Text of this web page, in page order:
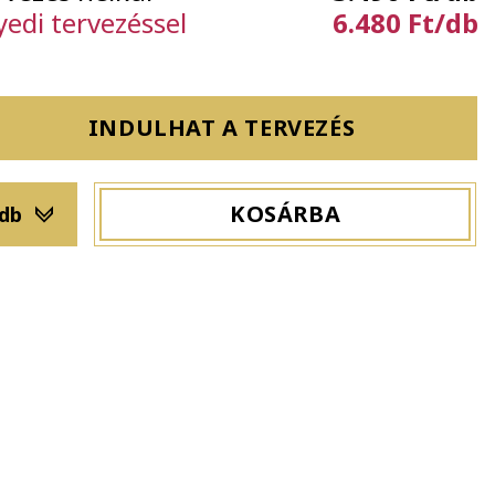
tervezéssel
6.480 Ft/db
INDULHAT A TERVEZÉS
KOSÁRBA